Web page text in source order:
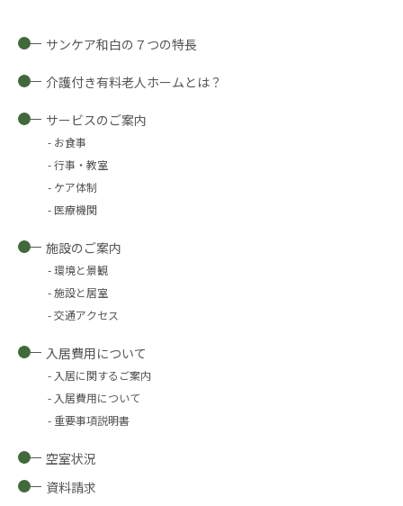
サンケア和白の７つの特長
介護付き有料老人ホームとは？
サービスのご案内
お食事
行事・教室
ケア体制
医療機関
施設のご案内
環境と景観
施設と居室
交通アクセス
入居費用について
入居に関するご案内
入居費用について
重要事項説明書
空室状況
資料請求